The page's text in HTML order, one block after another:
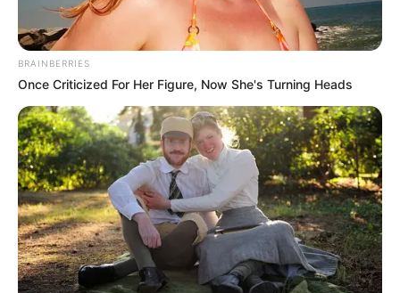
Men Are Ditching $80 Viagra For This 87¢ Blue Pill
FRIDAY PLANS
BRAINBERRIES
Once Criticized For Her Figure, Now She's Turning Heads